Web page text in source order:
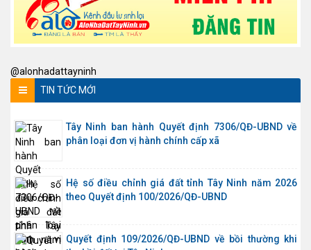
@alonhadattayninh
TIN TỨC MỚI
Tây Ninh ban hành Quyết định 7306/QĐ-UBND về
phân loại đơn vị hành chính cấp xã
Hệ số điều chỉnh giá đất tỉnh Tây Ninh năm 2026
theo Quyết định 100/2026/QĐ-UBND
Quyết định 109/2026/QĐ-UBND về bồi thường khi